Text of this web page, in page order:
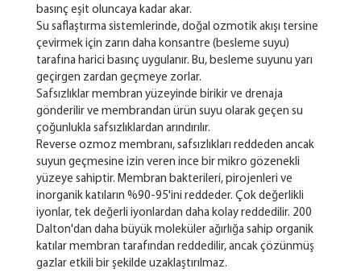
basınç eşit oluncaya kadar akar.
Su saflaştırma sistemlerinde, doğal ozmotik akışı tersine
çevirmek için zarın daha konsantre (besleme suyu)
tarafına harici basınç uygulanır. Bu, besleme suyunu yarı
geçirgen zardan geçmeye zorlar.
Safsızlıklar membran yüzeyinde birikir ve drenaja
gönderilir ve membrandan ürün suyu olarak geçen su
çoğunlukla safsızlıklardan arındırılır.
Reverse ozmoz membranı, safsızlıkları reddeden ancak
suyun geçmesine izin veren ince bir mikro gözenekli
yüzeye sahiptir. Membran bakterileri, pirojenleri ve
inorganik katıların %90-95'ini reddeder. Çok değerlikli
iyonlar, tek değerli iyonlardan daha kolay reddedilir. 200
Dalton'dan daha büyük moleküler ağırlığa sahip organik
katılar membran tarafından reddedilir, ancak çözünmüş
gazlar etkili bir şekilde uzaklaştırılmaz.